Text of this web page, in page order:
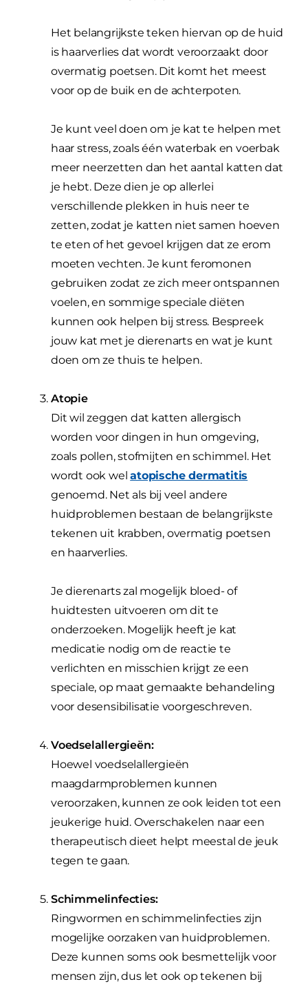
Het belangrijkste teken hiervan op de huid
is haarverlies dat wordt veroorzaakt door
overmatig poetsen. Dit komt het meest
voor op de buik en de achterpoten.
Je kunt veel doen om je kat te helpen met
haar stress, zoals één waterbak en voerbak
meer neerzetten dan het aantal katten dat
je hebt. Deze dien je op allerlei
verschillende plekken in huis neer te
zetten, zodat je katten niet samen hoeven
te eten of het gevoel krijgen dat ze erom
moeten vechten. Je kunt feromonen
gebruiken zodat ze zich meer ontspannen
voelen, en sommige speciale diëten
kunnen ook helpen bij stress. Bespreek
jouw kat met je dierenarts en wat je kunt
doen om ze thuis te helpen.
Atopie
Dit wil zeggen dat katten allergisch
worden voor dingen in hun omgeving,
zoals pollen, stofmijten en schimmel. Het
wordt ook welatopische dermatitis
genoemd. Net als bij veel andere
huidproblemen bestaan de belangrijkste
tekenen uit krabben, overmatig poetsen
en haarverlies.
Je dierenarts zal mogelijk bloed- of
huidtesten uitvoeren om dit te
onderzoeken. Mogelijk heeft je kat
medicatie nodig om de reactie te
verlichten en misschien krijgt ze een
speciale, op maat gemaakte behandeling
voor desensibilisatie voorgeschreven.
Voedselallergieën:
Hoewel voedselallergieën
maagdarmproblemen kunnen
veroorzaken, kunnen ze ook leiden tot een
jeukerige huid. Overschakelen naar een
therapeutisch dieet helpt meestal de jeuk
tegen te gaan.
Schimmelinfecties:
Ringwormen en schimmelinfecties zijn
mogelijke oorzaken van huidproblemen.
Deze kunnen soms ook besmettelijk voor
mensen zijn, dus let ook op tekenen bij